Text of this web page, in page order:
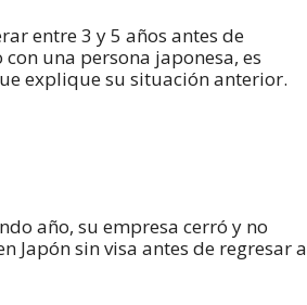
entre 3 y 5 años antes de
una persona japonesa, es
explique su situación anterior.
año, su empresa cerró y no
Japón sin visa antes de regresar a